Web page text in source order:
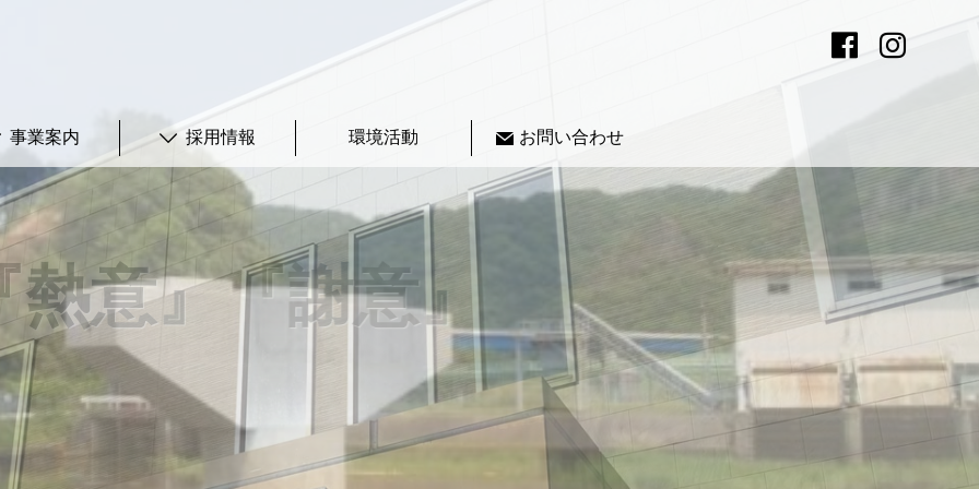
事業案内 採用情報 環境活動 お問い合わせ